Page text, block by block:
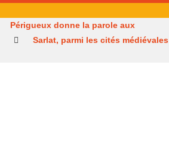
Périgueux donne la parole aux
Sarlat, parmi les cités médiévales